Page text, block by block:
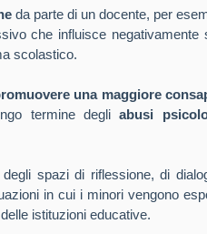
da parte di un docente, per
che influisce
scolastico.
una maggiore
termine degliabusi
spazi di riflessione, di
in cui i minori vengono
istituzioni educative.